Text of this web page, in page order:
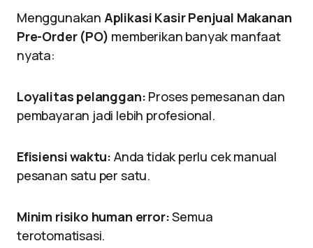
Menggunakan Aplikasi Kasir Penjual Makanan
Pre-Order (PO) memberikan banyak manfaat
nyata:
Loyalitas pelanggan: Proses pemesanan dan
pembayaran jadi lebih profesional.
Efisiensi waktu: Anda tidak perlu cek manual
pesanan satu per satu.
Minim risiko human error:Semua
terotomatisasi.